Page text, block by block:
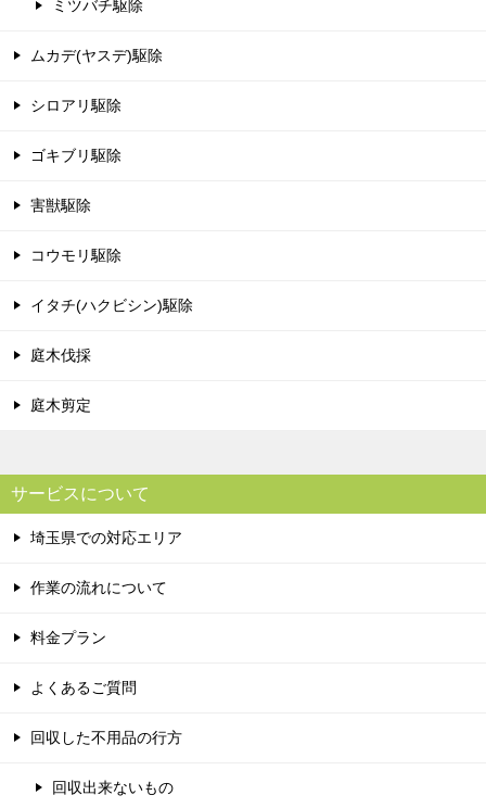
ミツバチ駆除
ムカデ(ヤスデ)駆除
シロアリ駆除
ゴキブリ駆除
害獣駆除
コウモリ駆除
イタチ(ハクビシン)駆除
庭木伐採
庭木剪定
サービスについて
埼玉県での対応エリア
作業の流れについて
料金プラン
よくあるご質問
回収した不用品の行方
回収出来ないもの